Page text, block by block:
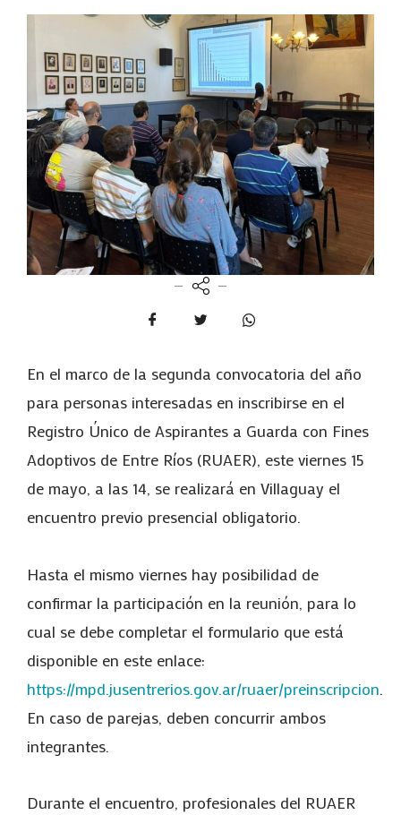
En el marco de la segunda convocatoria del año
para personas interesadas en inscribirse en el
Registro Único de Aspirantes a Guarda con Fines
Adoptivos de Entre Ríos (RUAER), este viernes 15
de mayo, a las 14, se realizará en Villaguay el
encuentro previo presencial obligatorio.
Hasta el mismo viernes hay posibilidad de
confirmar la participación en la reunión, para lo
cual se debe completar el formulario que está
disponible en este enlace:
https://mpd.jusentrerios.gov.ar/ruaer/preinscripcion.
En caso de parejas, deben concurrir ambos
integrantes.
Durante el encuentro, profesionales del RUAER